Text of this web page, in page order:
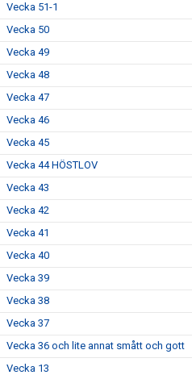
Vecka 51-1
Vecka 50
Vecka 49
Vecka 48
Vecka 47
Vecka 46
Vecka 45
Vecka 44 HÖSTLOV
Vecka 43
Vecka 42
Vecka 41
Vecka 40
Vecka 39
Vecka 38
Vecka 37
Vecka 36 och lite annat smått och gott
Vecka 13